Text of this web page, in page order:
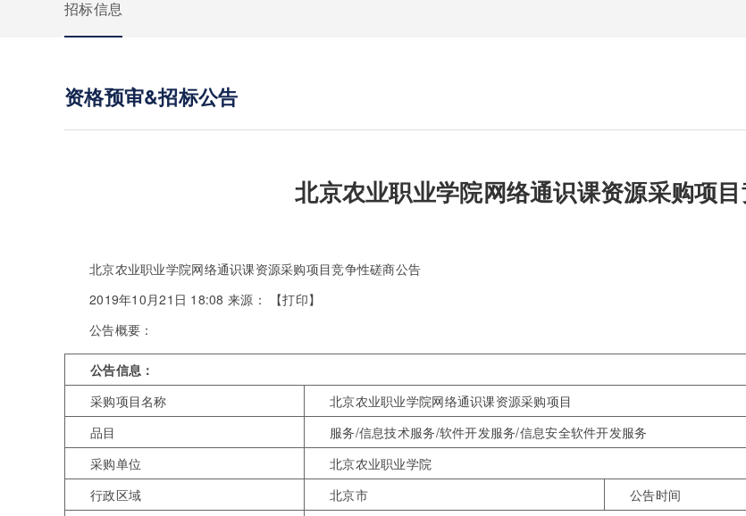
招标信息
资格预审&招标公告
北京农业职业学院网络通识课资源采购项
北京农业职业学院网络通识课资源采购项目竞争性磋商公告
2019年10月21日 18:08 来源： 【打印】
公告概要：
公告信息：
采购项目名称
北京农业职业学院网络通识课资源采购项目
品目
服务/信息技术服务/软件开发服务/信息安全软件开发服务
采购单位
北京农业职业学院
行政区域
北京市 公告时间